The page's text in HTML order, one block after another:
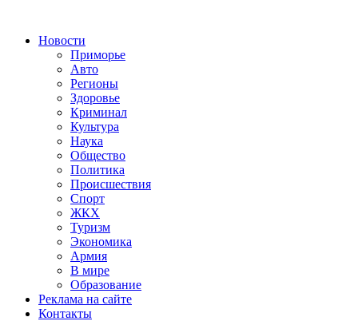
Новости
Приморье
Авто
Регионы
Здоровье
Криминал
Культура
Наука
Общество
Политика
Происшествия
Спорт
ЖКХ
Туризм
Экономика
Армия
В мире
Образование
Реклама на сайте
Контакты